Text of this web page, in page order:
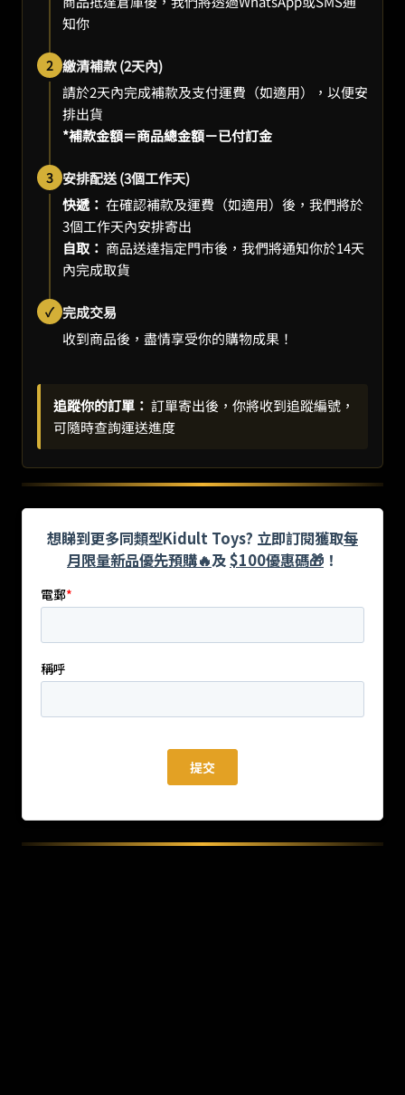
知你
2 繳清補款 (2天內)
請於2天內完成補款及支付運費（如適用），以便安
排出貨
*補款金額＝商品總金額－已付訂金
3 安排配送 (3個工作天)
快遞： 在確認補款及運費（如適用）後，我們將於
3個工作天內安排寄出
自取： 商品送達指定門市後，我們將通知你於14天
內完成取貨
✓ 完成交易
收到商品後，盡情享受你的購物成果！
追蹤你的訂單： 訂單寄出後，你將收到追蹤編號，
可隨時查詢運送進度